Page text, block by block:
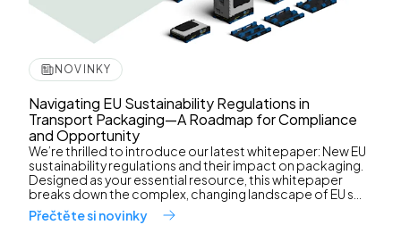
NOVINKY
Navigating EU Sustainability Regulations in
Transport Packaging—A Roadmap for Compliance
and Opportunity
We’re thrilled to introduce our latest whitepaper: New EU
sustainability regulations and their impact on packaging.
Designed as your essential resource, this whitepaper
breaks down the complex, changing landscape of EU s...
Přečtěte si novinky